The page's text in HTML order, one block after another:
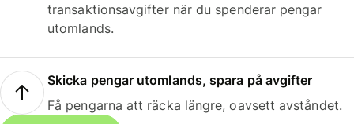
transaktionsavgifter när du spenderar pengar
utomlands.
Skicka pengar utomlands, spara på avgifter
Få pengarna att räcka längre, oavsett avståndet.